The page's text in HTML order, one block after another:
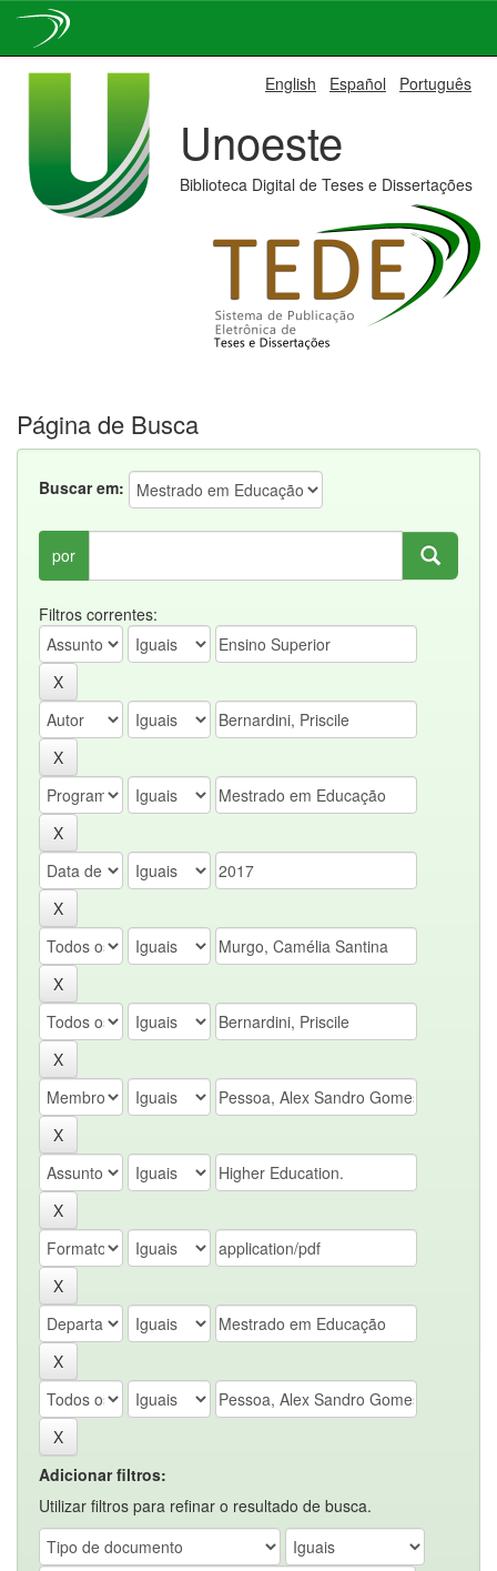
English Español Português
Unoeste
Biblioteca Digital de Teses e Dissertações
Página de Busca
Buscar em:
por
Filtros correntes:
Adicionar filtros:
Utilizar filtros para refinar o resultado de busca.